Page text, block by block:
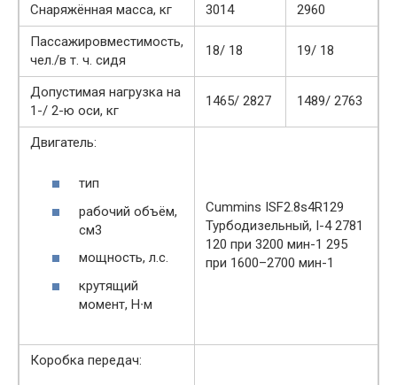
Снаряжённая масса, кг
3014
2960
Пассажировместимость,
чел./в т. ч. сидя
18/ 18 19/ 18
Допустимая нагрузка на
1-/ 2-ю оси, кг
1465/ 2827 1489/ 2763
Двигатель:
тип
рабочий объём,
см3
мощность, л.с.
крутящий
момент, Н∙м
Cummins ISF2.8s4R129
Турбодизельный, I-4 2781
120 при 3200 мин-1 295
при 1600–2700 мин-1
Коробка передач: